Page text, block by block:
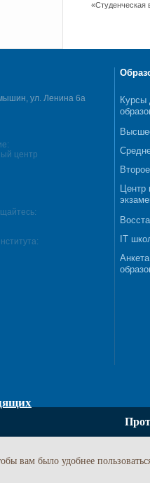
«Студенческая
ул. Ленина 6а
центр
Курсы
Центр
IT
вам было удобнее